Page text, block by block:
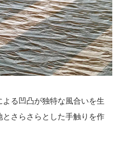
る凹凸が独特な風合いを生
さらさらとした手触りを作